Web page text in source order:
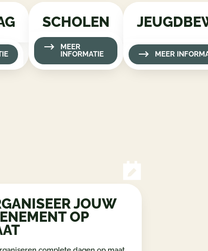
SCHOLEN
MEER
INFORMATIE
MEER
JOUW
OP